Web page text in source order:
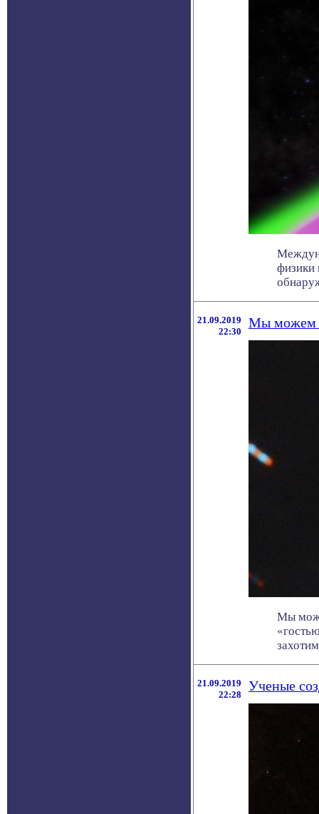
физики
21.09.2019
22:30
Мы можем
Мы
21.09.2019
22:28
Ученые